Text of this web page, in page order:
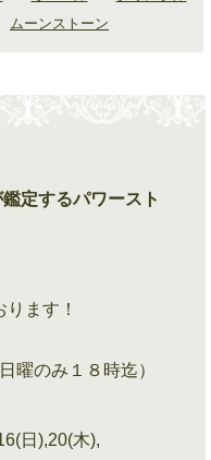
ムーンストーン
定するパワースト
ます！
曜のみ１８時迄）
日),20(木),